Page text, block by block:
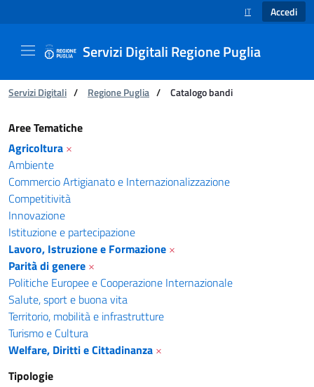
SELEZIONE
IT Accedi
Servizi Digitali Regione Puglia
Ti trovi in:
Servizi Digitali / Regione Puglia / Catalogo bandi
Catalogo bandi - Servizi Digitali Regione
Aree Tematiche
Agricoltura ×
Ambiente
Commercio Artigianato e Internazionalizzazione
Competitività
Innovazione
Istituzione e partecipazione
Lavoro, Istruzione e Formazione ×
Parità di genere ×
Politiche Europee e Cooperazione Internazionale
Salute, sport e buona vita
Territorio, mobilità e infrastrutture
Turismo e Cultura
Welfare, Diritti e Cittadinanza ×
Tipologie